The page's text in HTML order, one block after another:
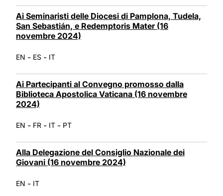
Ai Seminaristi delle Diocesi di Pamplona, Tudela,
San Sebastián, e Redemptoris Mater (16
novembre 2024)
EN - ES - IT
Ai Partecipanti al Convegno promosso dalla
Biblioteca Apostolica Vaticana (16 novembre
2024)
EN - FR - IT - PT
Alla Delegazione del Consiglio Nazionale dei
Giovani (16 novembre 2024)
EN - IT